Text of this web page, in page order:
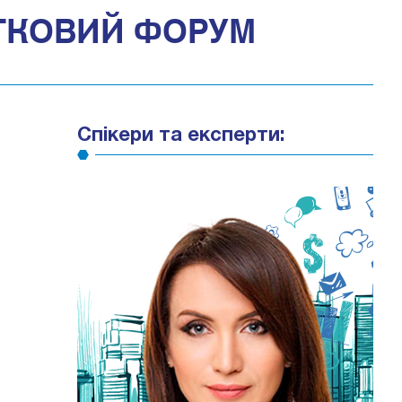
ФОРУМ
Спікери та експерти: